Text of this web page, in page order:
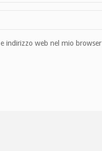
indirizzo web nel mio